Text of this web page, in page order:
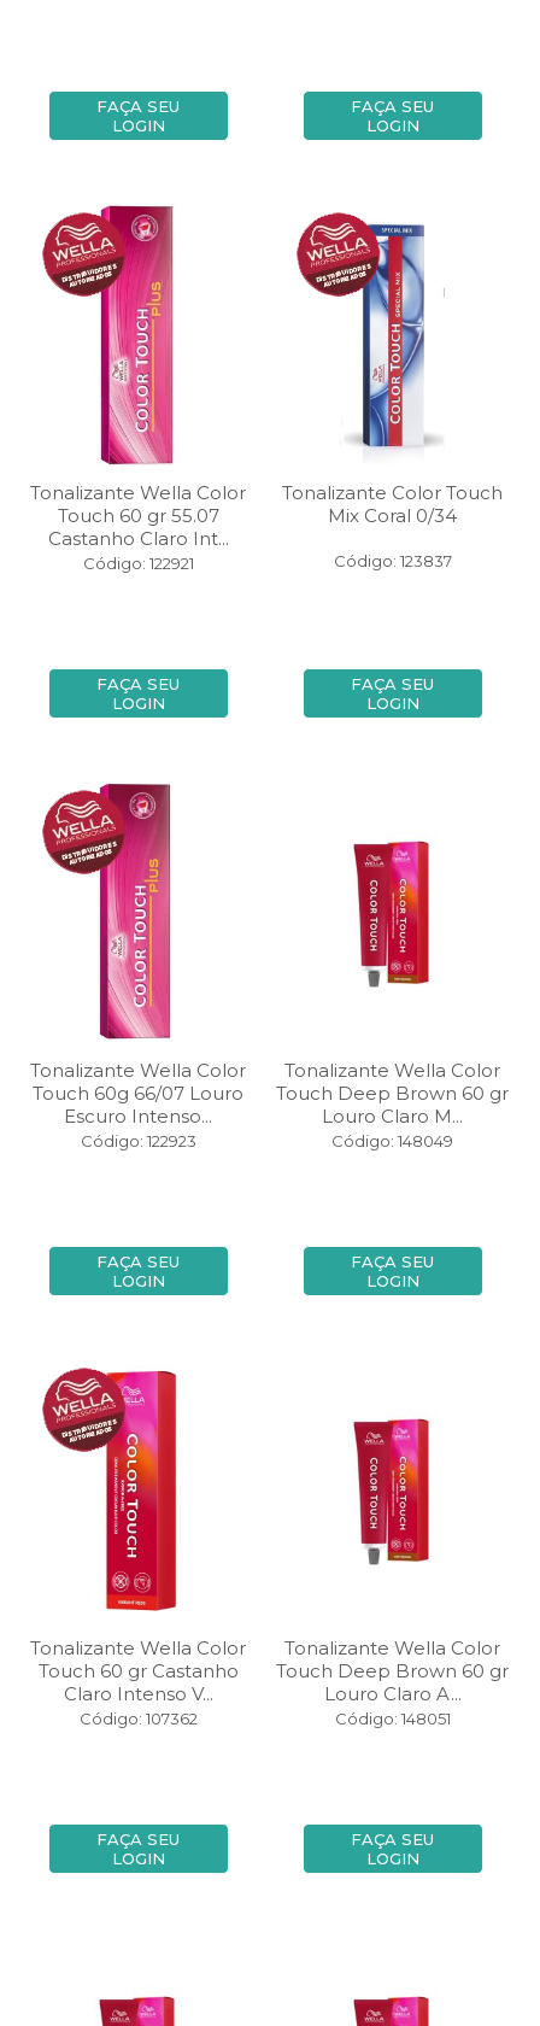
FAÇA SEU
LOGIN
FAÇA SEU
LOGIN
Tonalizante Wella Color
Touch 60 gr 55.07
Castanho Claro Int...
Código: 122921
FAÇA SEU
LOGIN
Tonalizante Color Touch
Mix Coral 0/34
Código: 123837
FAÇA SEU
LOGIN
Tonalizante Wella Color
Touch 60g 66/07 Louro
Escuro Intenso...
Código: 122923
FAÇA SEU
LOGIN
Tonalizante Wella Color
Touch Deep Brown 60 gr
Louro Claro M...
Código: 148049
FAÇA SEU
LOGIN
Tonalizante Wella Color
Touch 60 gr Castanho
Claro Intenso V...
Código: 107362
FAÇA SEU
LOGIN
Tonalizante Wella Color
Touch Deep Brown 60 gr
Louro Claro A...
Código: 148051
FAÇA SEU
LOGIN